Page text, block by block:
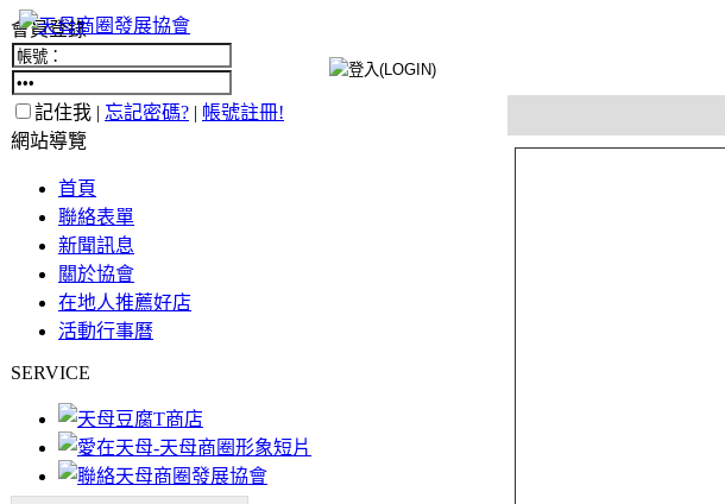
會員登錄
記住我 | 忘記密碼? | 帳號註冊!
網站導覽
首頁
聯絡表單
新聞訊息
關於協會
在地人推薦好店
活動行事曆
SERVICE